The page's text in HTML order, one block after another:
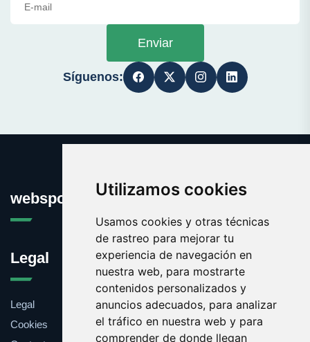
Utilizamos cookies
Usamos cookies y otras técnicas
de rastreo para mejorar tu
experiencia de navegación en
nuestra web, para mostrarte
contenidos personalizados y
anuncios adecuados, para analizar
el tráfico en nuestra web y para
comprender de donde llegan
Enviar
Síguenos:
websport.es
Legal
Legal
Cookies